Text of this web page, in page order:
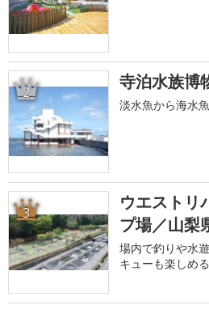
2 寺泊水族博
淡水魚から海水
3
ウエストリ
プ場／山梨
場内で釣りや水
キューも楽しめる